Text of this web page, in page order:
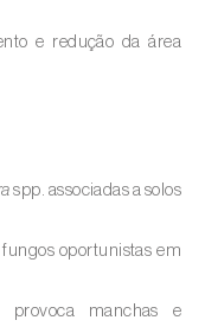
)
spp.)
sativa)
e redução da área
spp. associadas a solos
oportunistas em
provoca manchas e